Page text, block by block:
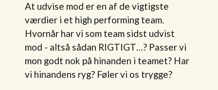
At udvise mod er en af de vigtigste
værdier i et high performing team.
Hvornår har vi som team sidst udvist
mod - altså sådan RIGTIGT…? Passer vi
mon godt nok på hinanden i teamet? Har
vi hinandens ryg? Føler vi os trygge?